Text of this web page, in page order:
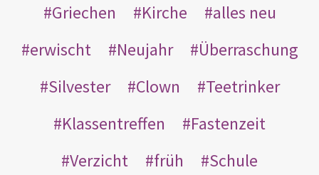
Griechen
Kirche
alles neu
erwischt
Neujahr
Überraschung
Silvester
Clown
Teetrinker
Klassentreffen
Fastenzeit
Verzicht
früh
Schule